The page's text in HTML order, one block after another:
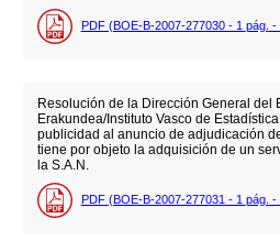
PDF (BOE-B-2007-277030 - 1 pág. -
Resolución de la Dirección General del
Erakundea/Instituto Vasco de
publicidad al anuncio de adjudicación
tiene por objeto la adquisición de un
la S.A.N.
PDF (BOE-B-2007-277031 - 1 pág. -